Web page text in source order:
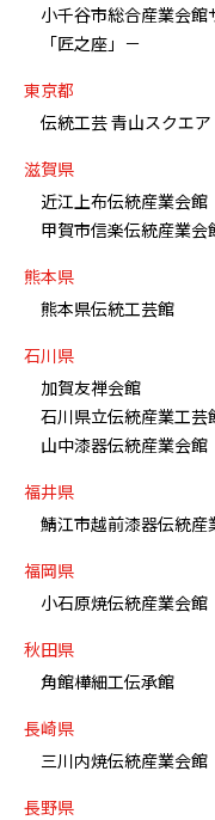
小千谷市総合産業会館
「匠之座」－
東京都
伝統工芸 青山スクエア
滋賀県
近江上布伝統産業会館
甲賀市信楽伝統産業会
熊本県
熊本県伝統工芸館
石川県
加賀友禅会館
石川県立伝統産業工芸
山中漆器伝統産業会館
福井県
鯖江市越前漆器伝統産
福岡県
小石原焼伝統産業会館
秋田県
角館樺細工伝承館
長崎県
三川内焼伝統産業会館
長野県